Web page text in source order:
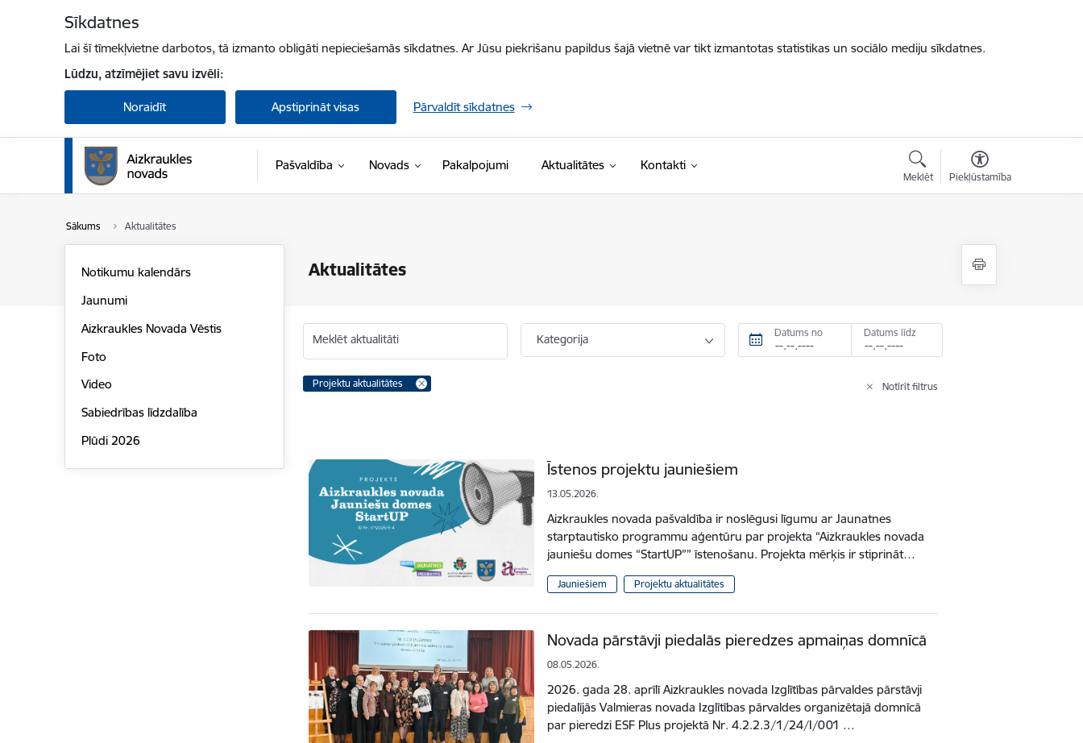
Sīkdatnes
Lai šī tīmekļvietne darbotos, tā izmanto obligāti nepieciešamās sīkdatnes. Ar Jūsu piekrišanu papildus šajā vietnē var tikt izmantotas statistikas un sociālo mediju sīkdatnes.
Lūdzu, atzīmējiet savu izvēli:
Noraidīt Apstiprināt visas Pārvaldīt sīkdatnes
Pašvaldība Novads Pakalpojumi Aktualitātes Kontakti
Meklēt Piekļūstamība
Sākums Aktualitātes
Aktualitātes
Notikumu kalendārs
Jaunumi
Aizkraukles Novada Vēstis
Foto
Video
Sabiedrības līdzdalība
Plūdi 2026
Meklēt aktualitāti Kategorija Datums no Datums līdz
Projektu aktualitātes Notīrīt filtrus
Īstenos projektu jauniešiem
13.05.2026.
Aizkraukles novada pašvaldība ir noslēgusi līgumu ar Jaunatnes
starptautisko programmu aģentūru par projekta “Aizkraukles novada
jauniešu domes “StartUP”” īstenošanu. Projekta mērķis ir stiprināt…
Jauniešiem Projektu aktualitātes
Novada pārstāvji piedalās pieredzes apmaiņas domnīcā
08.05.2026.
2026. gada 28. aprīlī Aizkraukles novada Izglītības pārvaldes pārstāvji
piedalījās Valmieras novada Izglītības pārvaldes organizētajā domnīcā
par pieredzi ESF Plus projektā Nr. 4.2.2.3/1/24/I/001 …